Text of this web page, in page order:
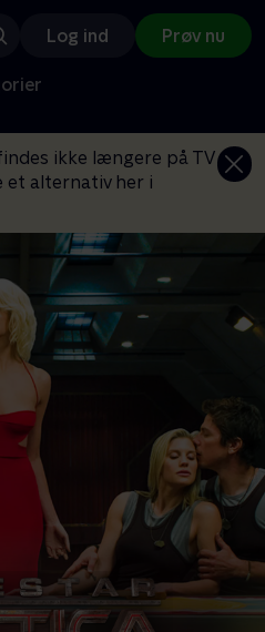
Log ind Prøv nu
ikke længere på TV
et alternativ her i